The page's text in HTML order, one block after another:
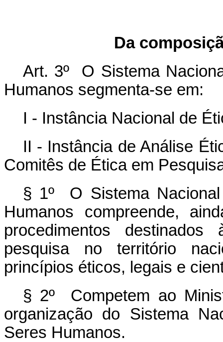
Da
Art. 3º O Sistema
Humanos segmenta-se em:
I - Instância Nacional de
II - Instância de Análise
Comitês de Ética em
§ 1º O Sistema
Humanos compreende,
procedimentos
pesquisa no território
princípios éticos, legais e
§ 2º Competem ao
organização do Sistema
Seres Humanos.